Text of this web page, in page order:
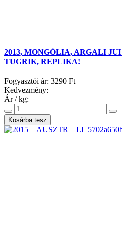
2013, MONGÓLIA, ARGALI
TUGRIK, REPLIKA!
Fogyasztói ár: 3290 Ft
Kedvezmény:
Ár / kg: